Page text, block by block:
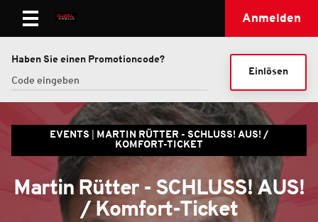
Anmelden
Haben Sie einen Promotioncode?
Einlösen
EVENTS
MARTIN RÜTTER - SCHLUSS! AUS! /
KOMFORT-TICKET
Martin Rütter - SCHLUSS! AUS!
/ Komfort-Ticket